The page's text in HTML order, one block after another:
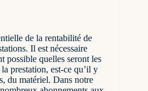
de la rentabilité de
Il est nécessaire
possible quelles seront les
prestation, est-ce qu’il y
du matériel. Dans notre